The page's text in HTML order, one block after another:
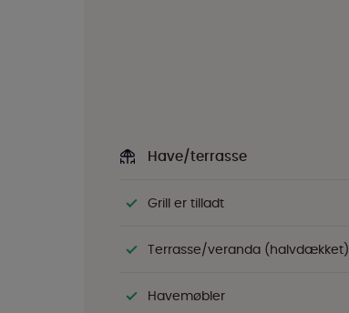
Have/terrasse
Grill er tilladt
Terrasse/veranda (halvdækket)
Havemøbler